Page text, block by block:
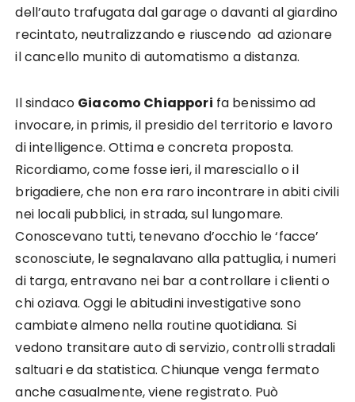
dell’auto trafugata dal garage o davanti al giardino
recintato, neutralizzando e riuscendo ad azionare
il cancello munito di automatismo a distanza.
Il sindaco Giacomo Chiappori fa benissimo ad
invocare, in primis, il presidio del territorio e lavoro
di intelligence. Ottima e concreta proposta.
Ricordiamo, come fosse ieri, il maresciallo o il
brigadiere, che non era raro incontrare in abiti civili
nei locali pubblici, in strada, sul lungomare.
Conoscevano tutti, tenevano d’occhio le ‘facce’
sconosciute, le segnalavano alla pattuglia, i numeri
di targa, entravano nei bar a controllare i clienti o
chi oziava. Oggi le abitudini investigative sono
cambiate almeno nella routine quotidiana. Si
vedono transitare auto di servizio, controlli stradali
saltuari e da statistica. Chiunque venga fermato
anche casualmente, viene registrato. Può